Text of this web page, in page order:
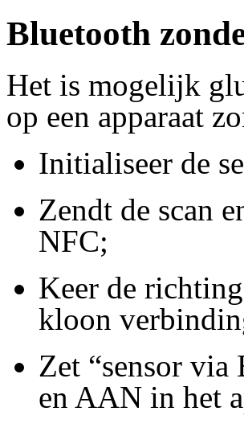
Bluetooth
Het is mogelijk
op een apparaat
Initialiseer de
Zendt de scan
NFC;
Keer de
kloon
Zet “sensor
en AAN in het